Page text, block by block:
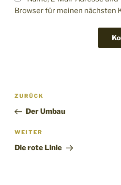
Browser für meinen nächsten
Beitragsnavigation
Vorheriger
Beitrag
ZURÜCK
Der Umbau
Nächster
Beitrag
WEITER
Die rote Linie